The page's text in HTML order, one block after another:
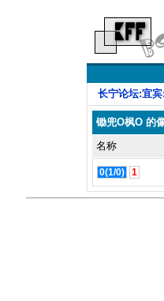
长宁论坛:宜
锄兜o枫o 的
名称
0(1/0) 1